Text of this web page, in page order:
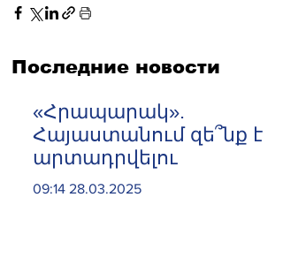
Последние новости
«Հրապարակ».
Հայաստանում զե՞նք է
արտադրվելու
09:14 28.03.2025